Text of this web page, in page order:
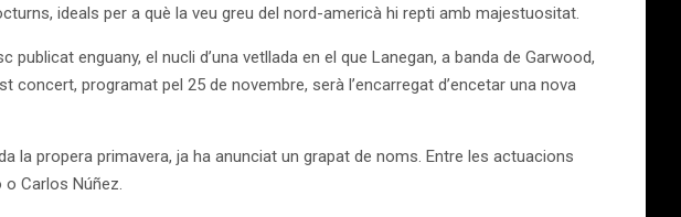
ideals per a què la veu greu del nord-americà hi repti amb majestuositat.
enguany, el nucli d’una vetllada en el que Lanegan, a banda de Garwood,
programat pel 25 de novembre, serà l’encarregat d’encetar una nova
propera primavera, ja ha anunciat un grapat de noms. Entre les actuacions
Carlos Núñez.